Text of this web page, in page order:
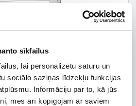
sīkfailus
lai personalizētu saturu un
sociālo saziņas līdzekļu funkcijas
Informāciju par to, kā jūs
mēs arī kopīgojam ar saviem